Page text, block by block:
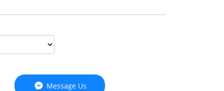
Message Us